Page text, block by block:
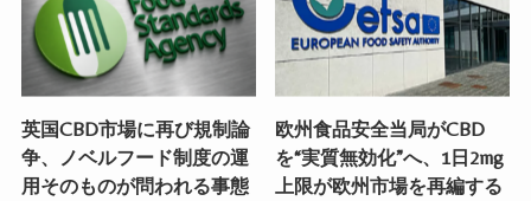
英国CBD市場に再び規制論
争、ノベルフード制度の運
用そのものが問われる事態
欧州食品安全当局がCBD
を“実質無効化”へ、1日2mg
上限が欧州市場を再編する